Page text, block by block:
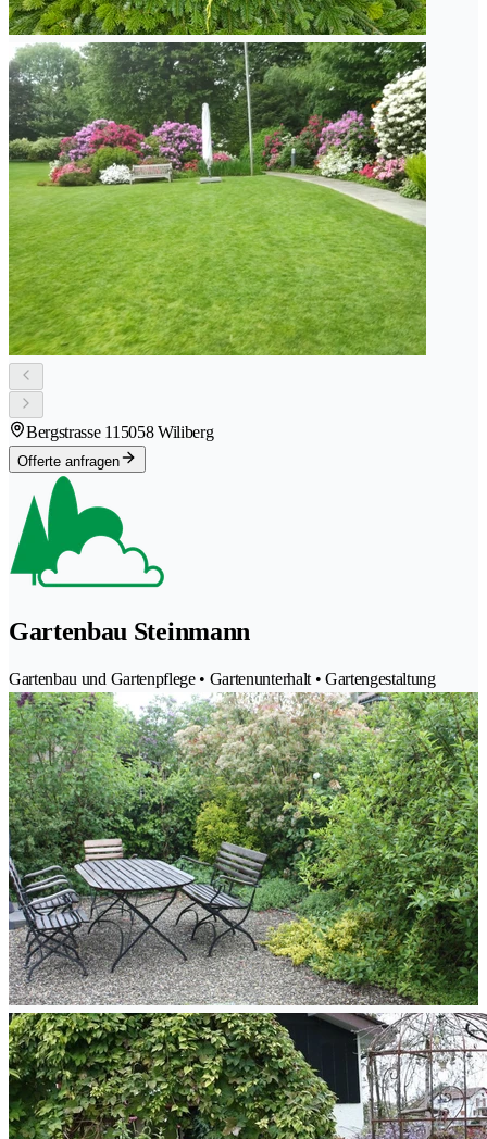
Bergstrasse 11 5058 Wiliberg
Offerte anfragen
Gartenbau Steinmann
Gartenbau und Gartenpflege • Gartenunterhalt • Gartengestaltung